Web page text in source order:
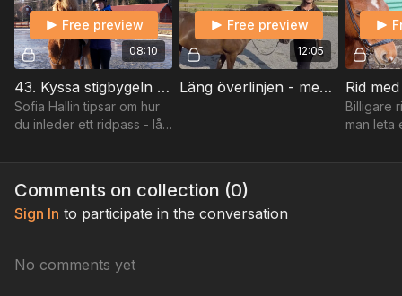
08:10
Free preview
43. Kyssa stigbygeln med Sofia Hallin och Frasse
Sofia Hallin tipsar om hur
du inleder ett ridpass - låt
12:05
Free preview
Läng överlinjen - med Sofia Hallin
Billigare
man leta
Comments on collection (0)
Sign In to participate in the conversation
No comments yet